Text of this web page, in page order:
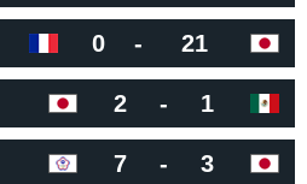
0 - 21
2 - 1
7 - 3